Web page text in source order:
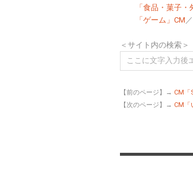
「食品・菓子・
「ゲーム」CM ／
＜サイト内の検索＞
【前のページ】→ CM「
【次のページ】→ CM「